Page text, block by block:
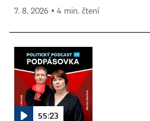
7. 8. 2026 ▪ 4 min. čtení
55:23